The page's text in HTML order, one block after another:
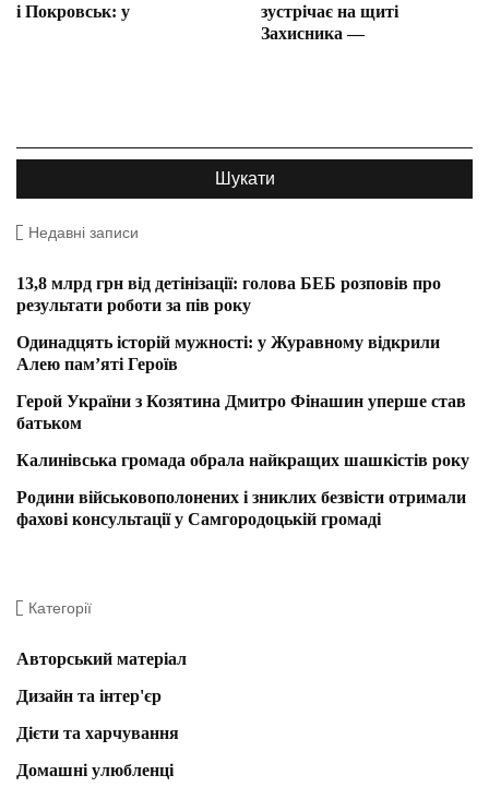
і Покровськ: у
зустрічає на щиті
Захисника —
Недавні записи
13,8 млрд грн від детінізації: голова БЕБ розповів про
результати роботи за пів року
Одинадцять історій мужності: у Журавному відкрили
Алею пам’яті Героїв
Герой України з Козятина Дмитро Фінашин уперше став
батьком
Калинівська громада обрала найкращих шашкістів року
Родини військовополонених і зниклих безвісти отримали
фахові консультації у Самгородоцькій громаді
Категорії
Авторський матеріал
Дизайн та інтер'єр
Дієти та харчування
Домашні улюбленці